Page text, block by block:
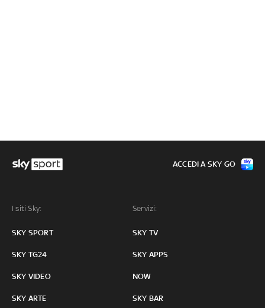
I siti Sky:
SKY SPORT
SKY TG24
SKY VIDEO
SKY ARTE
Servizi:
SKY TV
SKY APPS
NOW
SKY BAR
ACCEDI A SKY GO